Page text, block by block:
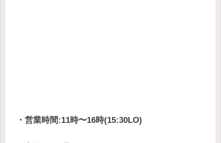
・営業時間:11時〜16時(15:30LO)